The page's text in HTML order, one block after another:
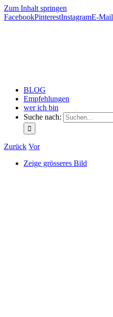
Zum Inhalt springen
FacebookPinterestInstagramE-Mail
BLOG
Empfehlungen
wer ich bin
Suche nach:
Zurück Vor
Zeige grösseres Bild